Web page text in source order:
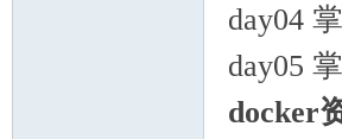
day04
day05
docker